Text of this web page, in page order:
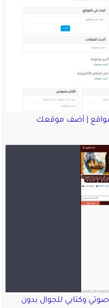
| أضف موقعك
وكتابي للجوال بدون